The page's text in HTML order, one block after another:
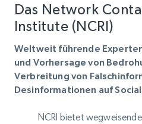
Das Network
Institute (NCRI)
Weltweit führende
und Vorhersage von
Verbreitung von
Desinformationen auf
NCRI bietet